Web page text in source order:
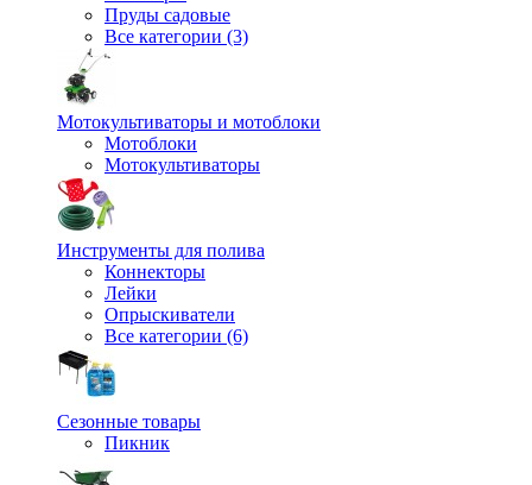
Пруды садовые
Все категории (3)
Мотокультиваторы и мотоблоки
Мотоблоки
Мотокультиваторы
Инструменты для полива
Коннекторы
Лейки
Опрыскиватели
Все категории (6)
Сезонные товары
Пикник